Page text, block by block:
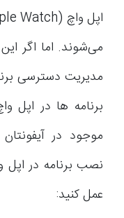
می‌شوند. اما اگر
مدیریت دسترسی
موجود در
عمل کنید: